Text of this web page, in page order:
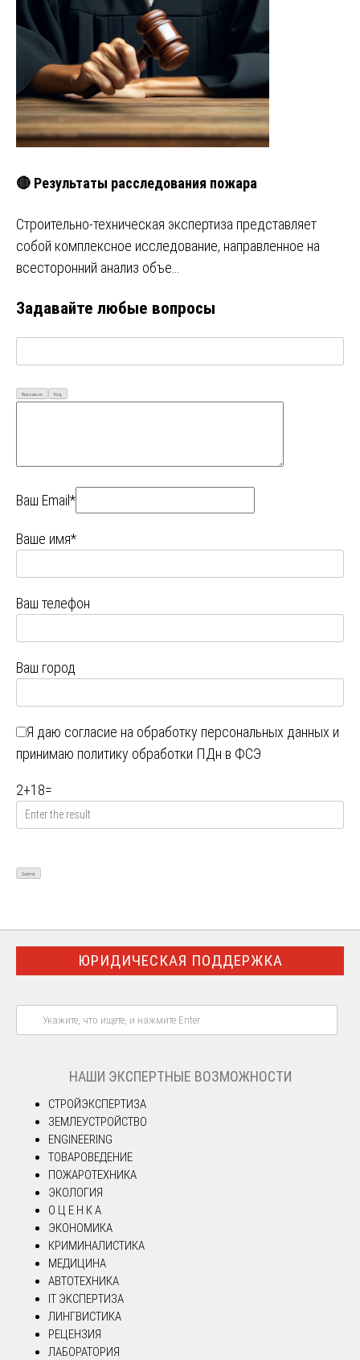
🔴 Результаты расследования пожара
Строительно-техническая экспертиза представляет
собой комплексное исследование, направленное на
всесторонний анализ объе…
Задавайте любые вопросы
Визуально Код
Ваш Email*
Ваше имя*
Ваш телефон
Ваш город
Я даю согласие на обработку персональных данных и
принимаю политику обработки ПДн в ФСЭ
2+18=
ЮРИДИЧЕСКАЯ ПОДДЕРЖКА
НАШИ ЭКСПЕРТНЫЕ ВОЗМОЖНОСТИ
СТРОЙЭКСПЕРТИЗА
ЗЕМЛЕУСТРОЙСТВО
ENGINEERING
ТОВАРОВЕДЕНИЕ
ПОЖАРОТЕХНИКА
ЭКОЛОГИЯ
О Ц Е Н К А
ЭКОНОМИКА
КРИМИНАЛИСТИКА
МЕДИЦИНА
АВТОТЕХНИКА
IT ЭКСПЕРТИЗА
ЛИНГВИСТИКА
РЕЦЕНЗИЯ
ЛАБОРАТОРИЯ